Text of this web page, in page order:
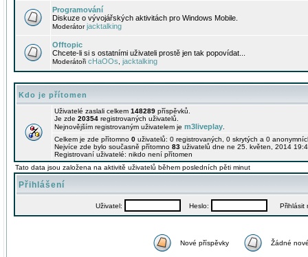
Programování
Diskuze o vývojářských aktivitách pro Windows Mobile.
Moderátorjacktalking
Offtopic
Chcete-li si s ostatními uživateli prostě jen tak popovídat...
Moderátoři cHaOOs jacktalking
Kdo je přítomen
Uživatelé zaslali celkem 148289 příspěvků.
Je zde 20354 registrovaných uživatelů.
Nejnovějším registrovaným uživatelem je m3liveplay
Celkem je zde přítomno 0 uživatelů: 0 registrovaných, 0 skrytých a 0
Nejvíce zde bylo současně přítomno 83 uživatelů dne ne 25. květen, 2014
Registrovaní uživatelé: nikdo není přítomen
Tato data jsou založena na aktivitě uživatelů během posledních pěti minut
Přihlášení
Uživatel: Heslo: Přihlásit
Nové příspěvky Žádné